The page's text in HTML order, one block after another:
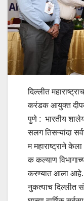
दिल्लीत
करंडक आयुक्त
पुणे : भारतीय शालेय
सलग तिसऱ्यांदा
म महाराष्ट्राने
क कल्याण
करण्यात आला आहे.
नुकत्याच दिल्लीत